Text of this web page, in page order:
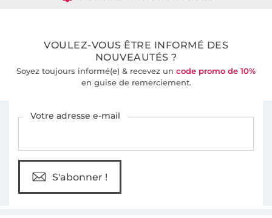
VOULEZ-VOUS ÊTRE INFORMÉ DES
NOUVEAUTÉS ?
Soyez toujours informé(e) & recevez un code promo de 10%
en guise de remerciement.
Votre adresse e-mail
S'abonner !